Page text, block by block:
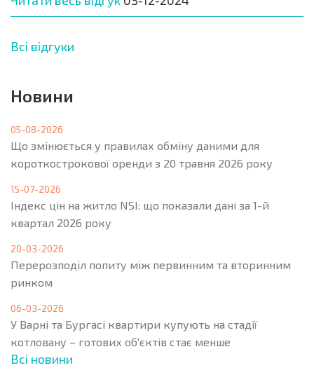
Всі відгуки
Новини
05-08-2026
Що змінюється у правилах обміну даними для
короткострокової оренди з 20 травня 2026 року
15-07-2026
Індекс цін на житло NSI: що показали дані за 1-й
квартал 2026 року
20-03-2026
Перерозподіл попиту між первинним та вторинним
ринком
06-03-2026
У Варні та Бургасі квартири купують на стадії
котловану – готових об'єктів стає менше
Всі новини